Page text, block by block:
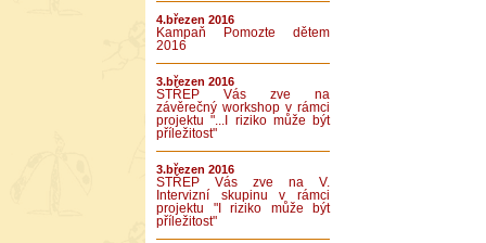
4.březen 2016
Kampaň Pomozte dětem
2016
3.březen 2016
STŘEP Vás zve na
závěrečný workshop v rámci
projektu "...I riziko může být
příležitost"
3.březen 2016
STŘEP Vás zve na V.
Intervizní skupinu v rámci
projektu "I riziko může být
příležitost"